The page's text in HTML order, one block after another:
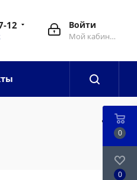
Войти
Мой кабинет
12
0
0